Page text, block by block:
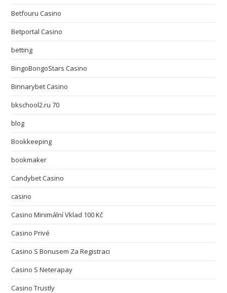
Betfouru Casino
Betportal Casino
betting
BingoBongoStars Casino
Binnarybet Casino
bkschool2.ru 70
blog
Bookkeeping
bookmaker
Candybet Casino
casino
Casino Minimální Vklad 100 Kč
Casino Privé
Casino S Bonusem Za Registraci
Casino S Neterapay
Casino Trustly